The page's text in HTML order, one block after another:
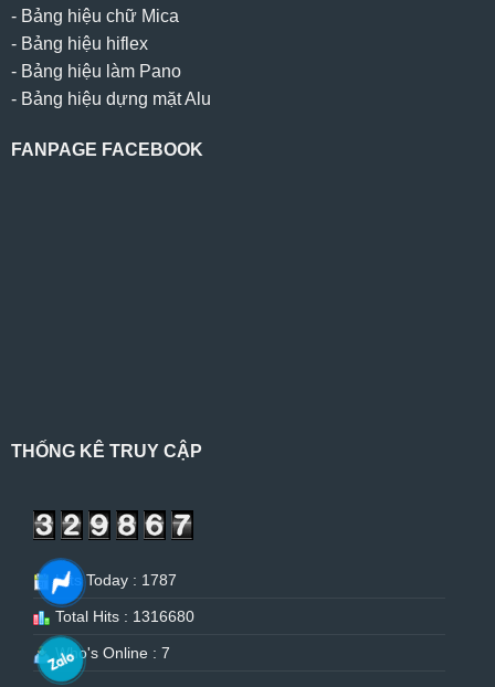
- Bảng hiệu chữ Mica
- Bảng hiệu hiflex
- Bảng hiệu làm Pano
- Bảng hiệu dựng mặt Alu
FANPAGE FACEBOOK
THỐNG KÊ TRUY CẬP
Hits Today : 1787
Total Hits : 1316680
Who's Online : 7